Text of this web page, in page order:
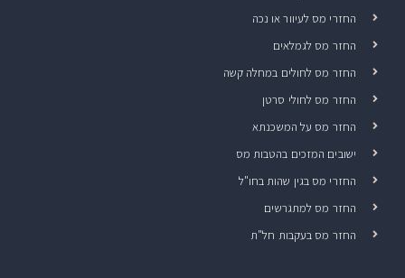
החזרי מס לעיוור או נכה
החזר מס לגמלאים
החזר מס לחולים במחלה קשה
החזר מס לחולי סרטן
החזר מס על המשכנתא
ישובים המזכים בהטבות מס
החזרי מס בגין שהות בחו"ל
החזר מס למתגרשים
החזר מס בעקבות חל"ת